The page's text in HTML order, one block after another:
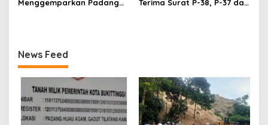
Menggemparkan Padang
Terima Surat P-38, P-37 dari
News Feed